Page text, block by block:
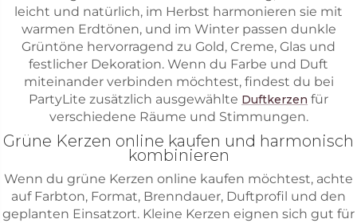
leicht und natürlich, im Herbst harmonieren sie mit
warmen Erdtönen, und im Winter passen dunkle
Grüntöne hervorragend zu Gold, Creme, Glas und
festlicher Dekoration. Wenn du Farbe und Duft
miteinander verbinden möchtest, findest du bei
PartyLite zusätzlich ausgewählte Duftkerzen für
verschiedene Räume und Stimmungen.
Grüne Kerzen online kaufen und harmonisch
kombinieren
Wenn du grüne Kerzen online kaufen möchtest, achte
auf Farbton, Format, Brenndauer, Duftprofil und den
geplanten Einsatzort. Kleine Kerzen eignen sich gut für